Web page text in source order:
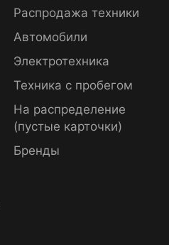
Распродажа техники
Автомобили
Электротехника
Техника с пробегом
На распределение
(пустые карточки)
Бренды